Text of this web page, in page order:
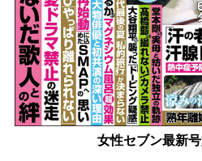
女性セブン最新